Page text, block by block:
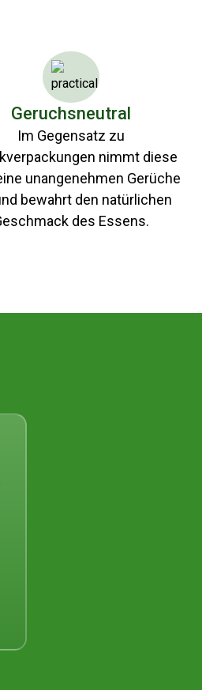
Geruchsneutral
Im Gegensatz zu
nimmt diese
unangenehmen Gerüche
bewahrt den natürlichen
des Essens.